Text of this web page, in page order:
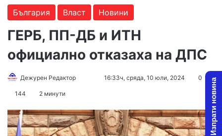
България Власт Новини
ГЕРБ, ПП-ДБ и ИТН
официално отказаха на ДПС
Дежурен Редактор
Send16:33ч, сряда, 10 юли, 2024 0
144 2 минути Изпрати новина